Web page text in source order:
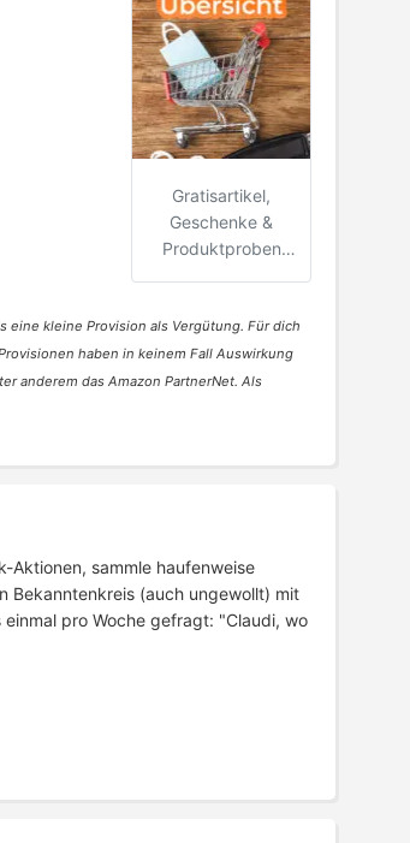
Gratisartikel,
Geschenke &
Produktproben
eine kleine Provision als Vergütung. Für dich
haben in keinem Fall Auswirkung
anderem das Amazon PartnerNet. Als
Aktionen, sammle haufenweise
Bekanntenkreis (auch ungewollt) mit
pro Woche gefragt: "Claudi, wo